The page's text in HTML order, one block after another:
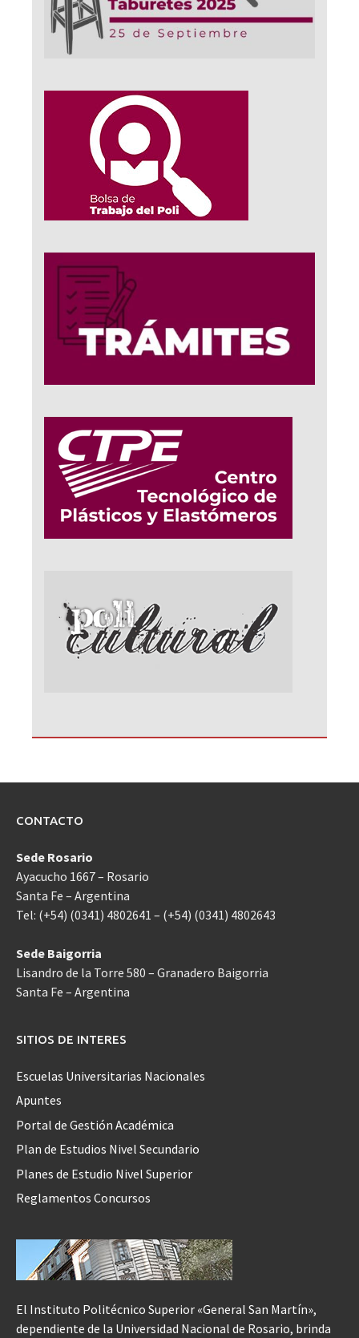
CONTACTO
Sede Rosario
Ayacucho 1667 – Rosario
Santa Fe – Argentina
Tel: (+54) (0341) 4802641 – (+54) (0341) 4802643
Sede Baigorria
Lisandro de la Torre 580 – Granadero Baigorria
Santa Fe – Argentina
SITIOS DE INTERES
Escuelas Universitarias Nacionales
Apuntes
Portal de Gestión Académica
Plan de Estudios Nivel Secundario
Planes de Estudio Nivel Superior
Reglamentos Concursos
El Instituto Politécnico Superior «General San Martín»,
dependiente de la Universidad Nacional de Rosario, brinda